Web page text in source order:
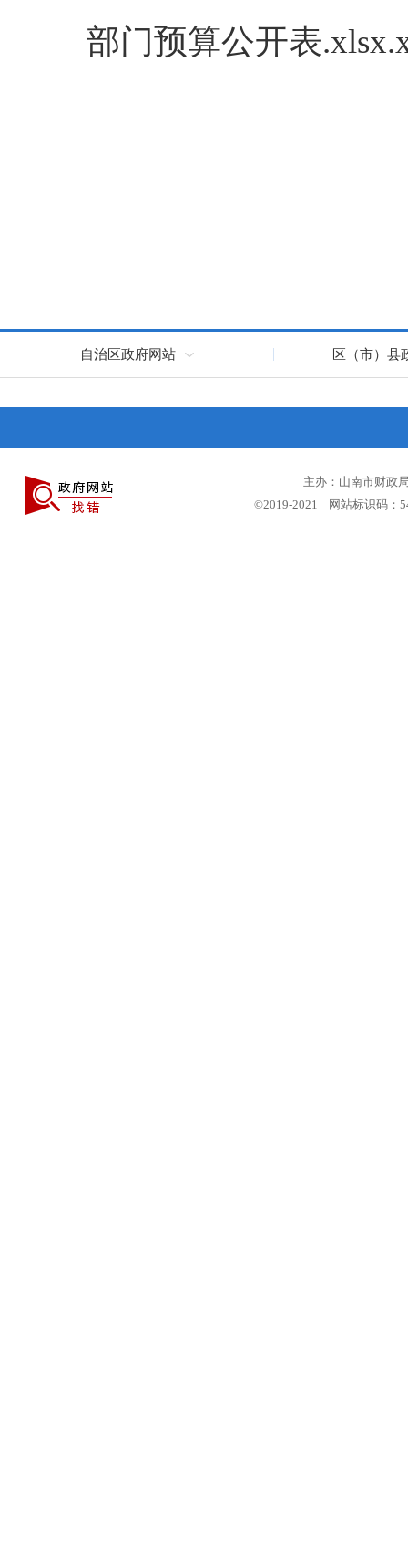
部门预算公开表
自治区政府网站 区（市）县
主办：山南市财政
©2019-2021 网站标识码：